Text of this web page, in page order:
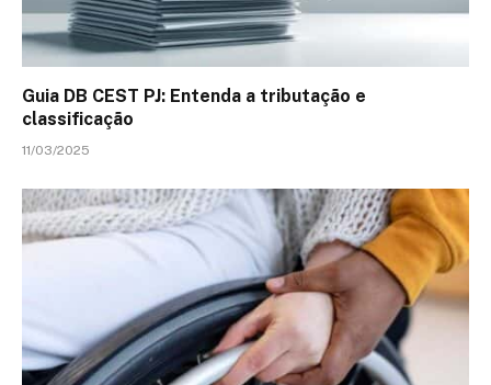
Guia DB CEST PJ: Entenda a tributação e
classificação
11/03/2025